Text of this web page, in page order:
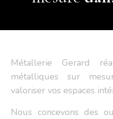
Métallerie Gerard
métalliques sur
valoriser vos espaces
Nous concevons des